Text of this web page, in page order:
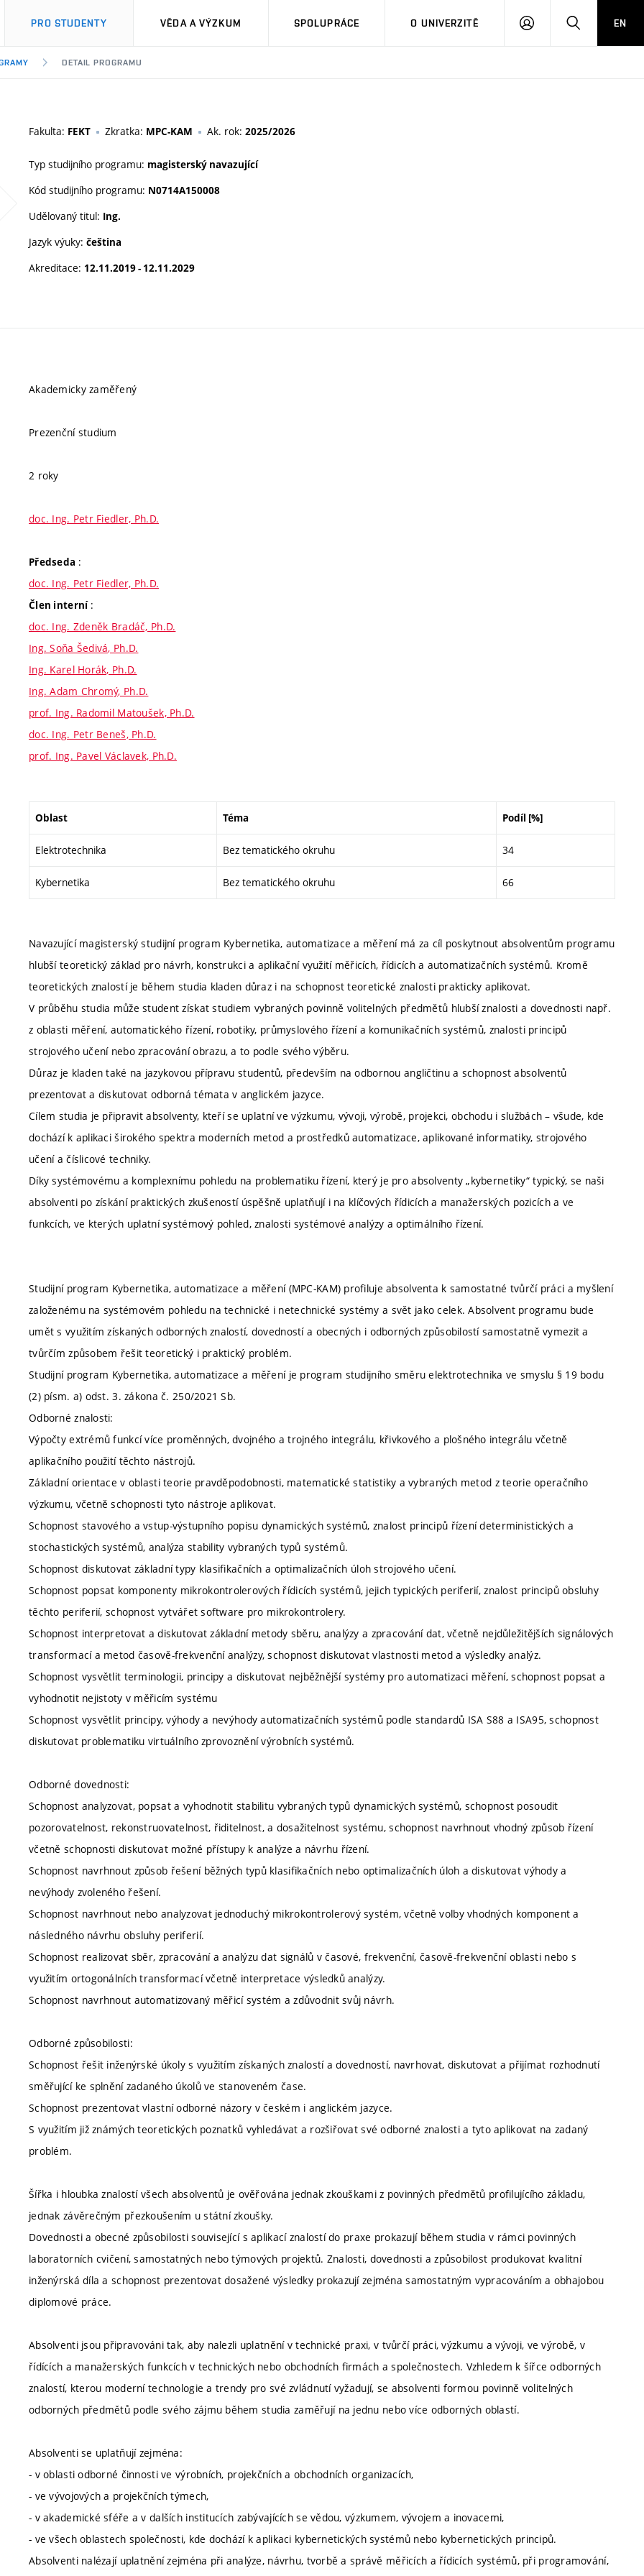
PRO STUDENTY VĚDA A VÝZKUM SPOLUPRÁCE O UNIVERZITĚ
PŘIHLÁSIT HLEDATEN
DETAIL PROGRAMU
Fakulta: FEKT Zkratka: MPC-KAM Ak. rok: 2025/2026
Typ studijního programu: magisterský navazující
Kód studijního programu: N0714A150008
Udělovaný titul: Ing.
Jazyk výuky: čeština
Akreditace: 12.11.2019 - 12.11.2029
Akademicky zaměřený
Prezenční studium
2 roky
doc. Ing. Petr Fiedler, Ph.D.
Předseda :
doc. Ing. Petr Fiedler, Ph.D.
Člen interní :
doc. Ing. Zdeněk Bradáč, Ph.D.
Ing. Soňa Šedivá, Ph.D.
Ing. Karel Horák, Ph.D.
Ing. Adam Chromý, Ph.D.
prof. Ing. Radomil Matoušek, Ph.D.
doc. Ing. Petr Beneš, Ph.D.
prof. Ing. Pavel Václavek, Ph.D.
Oblast Téma Podíl [%]
Elektrotechnika Bez tematického okruhu 34
Kybernetika Bez tematického okruhu 66
Navazující magisterský studijní program Kybernetika, automatizace a měření má za cíl poskytnout absolventům programu
hlubší teoretický základ pro návrh, konstrukci a aplikační využití měřicích, řídicích a automatizačních systémů. Kromě
teoretických znalostí je během studia kladen důraz i na schopnost teoretické znalosti prakticky aplikovat.
V průběhu studia může student získat studiem vybraných povinně volitelných předmětů hlubší znalosti a dovednosti např.
z oblasti měření, automatického řízení, robotiky, průmyslového řízení a komunikačních systémů, znalosti principů
strojového učení nebo zpracování obrazu, a to podle svého výběru.
Důraz je kladen také na jazykovou přípravu studentů, především na odbornou angličtinu a schopnost absolventů
prezentovat a diskutovat odborná témata v anglickém jazyce.
Cílem studia je připravit absolventy, kteří se uplatní ve výzkumu, vývoji, výrobě, projekci, obchodu i službách – všude, kde
dochází k aplikaci širokého spektra moderních metod a prostředků automatizace, aplikované informatiky, strojového
učení a číslicové techniky.
Díky systémovému a komplexnímu pohledu na problematiku řízení, který je pro absolventy „kybernetiky“ typický, se naši
absolventi po získání praktických zkušeností úspěšně uplatňují i na klíčových řídicích a manažerských pozicích a ve
funkcích, ve kterých uplatní systémový pohled, znalosti systémové analýzy a optimálního řízení.
Studijní program Kybernetika, automatizace a měření (MPC-KAM) profiluje absolventa k samostatné tvůrčí práci a myšlení
založenému na systémovém pohledu na technické i netechnické systémy a svět jako celek. Absolvent programu bude
umět s využitím získaných odborných znalostí, dovedností a obecných i odborných způsobilostí samostatně vymezit a
tvůrčím způsobem řešit teoretický i praktický problém.
Studijní program Kybernetika, automatizace a měření je program studijního směru elektrotechnika ve smyslu § 19 bodu
(2) písm. a) odst. 3. zákona č. 250/2021 Sb.
Odborné znalosti:
Výpočty extrémů funkcí více proměnných, dvojného a trojného integrálu, křivkového a plošného integrálu včetně
aplikačního použití těchto nástrojů.
Základní orientace v oblasti teorie pravděpodobnosti, matematické statistiky a vybraných metod z teorie operačního
výzkumu, včetně schopnosti tyto nástroje aplikovat.
Schopnost stavového a vstup-výstupního popisu dynamických systémů, znalost principů řízení deterministických a
stochastických systémů, analýza stability vybraných typů systémů.
Schopnost diskutovat základní typy klasifikačních a optimalizačních úloh strojového učení.
Schopnost popsat komponenty mikrokontrolerových řídicích systémů, jejich typických periferií, znalost principů obsluhy
těchto periferií, schopnost vytvářet software pro mikrokontrolery.
Schopnost interpretovat a diskutovat základní metody sběru, analýzy a zpracování dat, včetně nejdůležitějších signálových
transformací a metod časově-frekvenční analýzy, schopnost diskutovat vlastnosti metod a výsledky analýz.
Schopnost vysvětlit terminologii, principy a diskutovat nejběžnější systémy pro automatizaci měření, schopnost popsat a
vyhodnotit nejistoty v měřicím systému
Schopnost vysvětlit principy, výhody a nevýhody automatizačních systémů podle standardů ISA S88 a ISA95, schopnost
diskutovat problematiku virtuálního zprovoznění výrobních systémů.
Odborné dovednosti:
Schopnost analyzovat, popsat a vyhodnotit stabilitu vybraných typů dynamických systémů, schopnost posoudit
pozorovatelnost, rekonstruovatelnost, řiditelnost, a dosažitelnost systému, schopnost navrhnout vhodný způsob řízení
včetně schopnosti diskutovat možné přístupy k analýze a návrhu řízení.
Schopnost navrhnout způsob řešení běžných typů klasifikačních nebo optimalizačních úloh a diskutovat výhody a
nevýhody zvoleného řešení.
Schopnost navrhnout nebo analyzovat jednoduchý mikrokontrolerový systém, včetně volby vhodných komponent a
následného návrhu obsluhy periferií.
Schopnost realizovat sběr, zpracování a analýzu dat signálů v časové, frekvenční, časově-frekvenční oblasti nebo s
využitím ortogonálních transformací včetně interpretace výsledků analýzy.
Schopnost navrhnout automatizovaný měřicí systém a zdůvodnit svůj návrh.
Odborné způsobilosti:
Schopnost řešit inženýrské úkoly s využitím získaných znalostí a dovedností, navrhovat, diskutovat a přijímat rozhodnutí
směřující ke splnění zadaného úkolů ve stanoveném čase.
Schopnost prezentovat vlastní odborné názory v českém i anglickém jazyce.
S využitím již známých teoretických poznatků vyhledávat a rozšiřovat své odborné znalosti a tyto aplikovat na zadaný
problém.
Šířka i hloubka znalostí všech absolventů je ověřována jednak zkouškami z povinných předmětů profilujícího základu,
jednak závěrečným přezkoušením u státní zkoušky.
Dovednosti a obecné způsobilosti související s aplikací znalostí do praxe prokazují během studia v rámci povinných
laboratorních cvičení, samostatných nebo týmových projektů. Znalosti, dovednosti a způsobilost produkovat kvalitní
inženýrská díla a schopnost prezentovat dosažené výsledky prokazují zejména samostatným vypracováním a obhajobou
diplomové práce.
Absolventi jsou připravováni tak, aby nalezli uplatnění v technické praxi, v tvůrčí práci, výzkumu a vývoji, ve výrobě, v
řídících a manažerských funkcích v technických nebo obchodních firmách a společnostech. Vzhledem k šířce odborných
znalostí, kterou moderní technologie a trendy pro své zvládnutí vyžadují, se absolventi formou povinně volitelných
odborných předmětů podle svého zájmu během studia zaměřují na jednu nebo více odborných oblastí.
Absolventi se uplatňují zejména:
- v oblasti odborné činnosti ve výrobních, projekčních a obchodních organizacích,
- ve vývojových a projekčních týmech,
- v akademické sféře a v dalších institucích zabývajících se vědou, výzkumem, vývojem a inovacemi,
- ve všech oblastech společnosti, kde dochází k aplikaci kybernetických systémů nebo kybernetických principů.
Absolventi nalézají uplatnění zejména při analýze, návrhu, tvorbě a správě měřicích a řídicích systémů, při programování,